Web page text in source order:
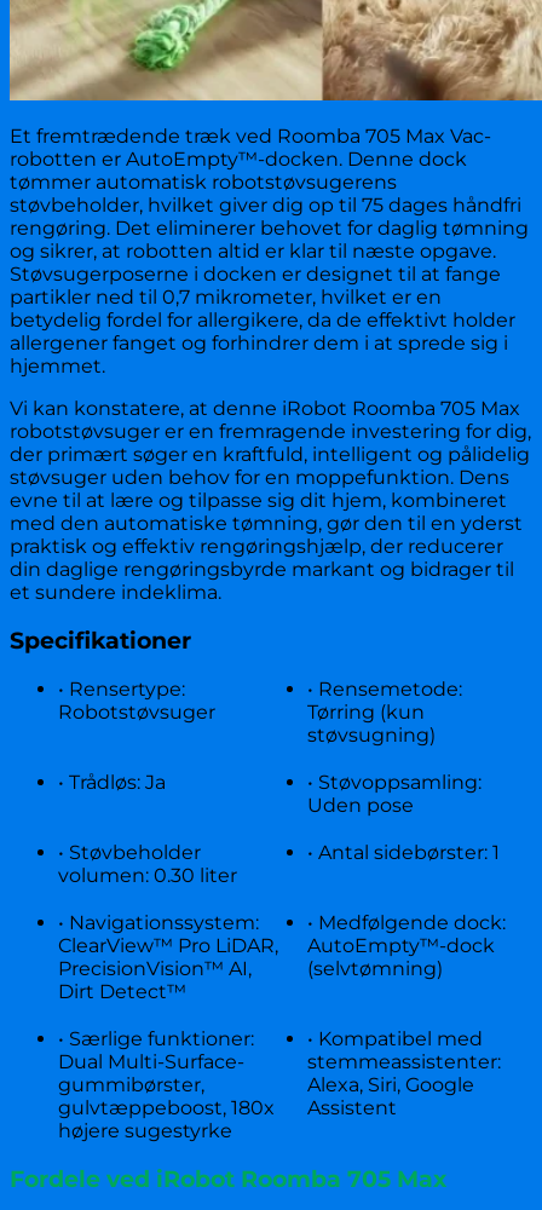
Et fremtrædende træk ved Roomba 705 Max Vac-
robotten er AutoEmpty™-docken. Denne dock
tømmer automatisk robotstøvsugerens
støvbeholder, hvilket giver dig op til 75 dages håndfri
rengøring. Det eliminerer behovet for daglig tømning
og sikrer, at robotten altid er klar til næste opgave.
Støvsugerposerne i docken er designet til at fange
partikler ned til 0,7 mikrometer, hvilket er en
betydelig fordel for allergikere, da de effektivt holder
allergener fanget og forhindrer dem i at sprede sig i
hjemmet.
Vi kan konstatere, at denne iRobot Roomba 705 Max
robotstøvsuger er en fremragende investering for dig,
der primært søger en kraftfuld, intelligent og pålidelig
støvsuger uden behov for en moppefunktion. Dens
evne til at lære og tilpasse sig dit hjem, kombineret
med den automatiske tømning, gør den til en yderst
praktisk og effektiv rengøringshjælp, der reducerer
din daglige rengøringsbyrde markant og bidrager til
et sundere indeklima.
Specifikationer
• Rensertype:
Robotstøvsuger
• Rensemetode:
Tørring (kun
støvsugning)
• Trådløs: Ja
• Støvoppsamling:
Uden pose
• Støvbeholder
volumen: 0.30 liter
• Antal sidebørster: 1
• Navigationssystem:
ClearView™ Pro LiDAR,
PrecisionVision™ AI,
Dirt Detect™
• Medfølgende dock:
AutoEmpty™-dock
(selvtømning)
• Særlige funktioner:
Dual Multi-Surface-
gummibørster,
gulvtæppeboost, 180x
højere sugestyrke
• Kompatibel med
stemmeassistenter:
Alexa, Siri, Google
Assistent
Fordele ved iRobot Roomba 705 Max